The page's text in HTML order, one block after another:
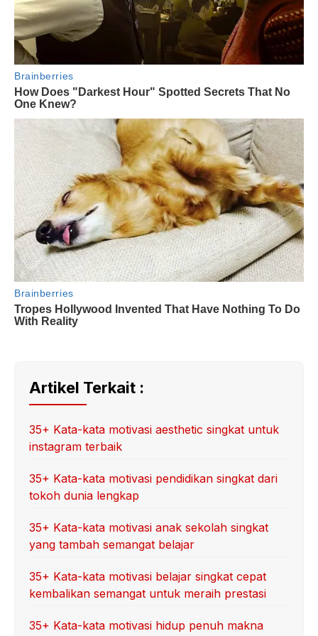
Artikel Terkait :
35+ Kata-kata motivasi aesthetic singkat untuk
instagram terbaik
35+ Kata-kata motivasi pendidikan singkat dari
tokoh dunia lengkap
35+ Kata-kata motivasi anak sekolah singkat
yang tambah semangat belajar
35+ Kata-kata motivasi belajar singkat cepat
kembalikan semangat untuk meraih prestasi
35+ Kata-kata motivasi hidup penuh makna